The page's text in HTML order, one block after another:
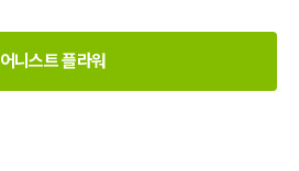
어니스트 플라워